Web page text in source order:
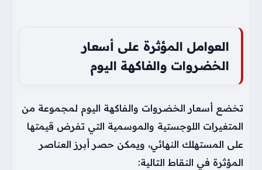
العوامل المؤثرة على أسعار
الخضروات والفاكهة اليوم
تخضع أسعار الخضروات والفاكهة اليوم لمجموعة من
المتغيرات اللوجستية والموسمية التي تفرض قيمتها
على المستهلك النهائي، ويمكن حصر أبرز العناصر
المؤثرة في النقاط التالية: